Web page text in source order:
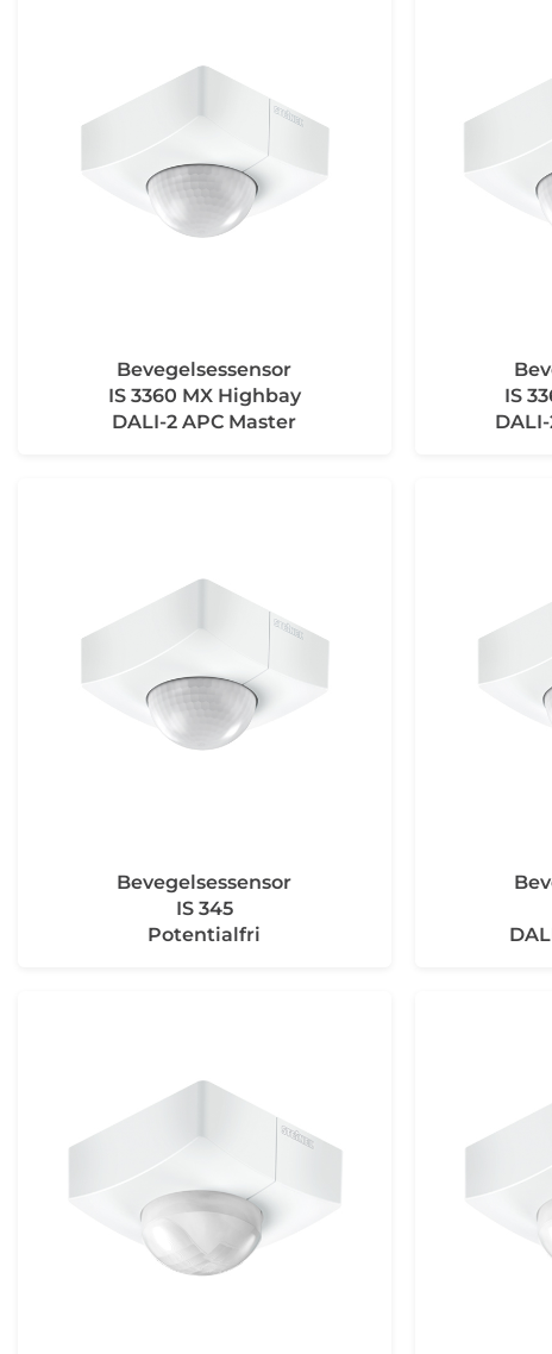
Bevegelsessensor
IS 3360 MX Highbay
DALI-2 APC Master
IS
Bevegelsessensor
IS 345
Potentialfri